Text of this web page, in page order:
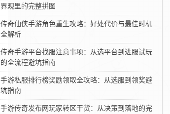
界观里的完整拼图
传奇仙侠手游角色重生攻略：好处代价与最佳时机
全解析
传奇手游平台找服注意事项：从选平台到进服试玩
的全流程避坑指南
手游私服排行榜奖励领取全攻略：从选服到领奖避
坑指南
手游传奇发布网玩家转区干货：从决策到落地的完